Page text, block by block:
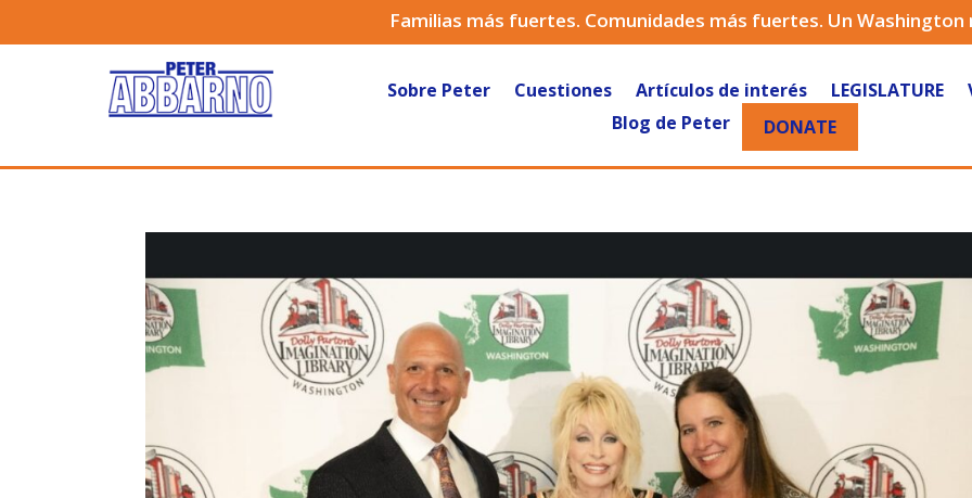
Familias más fuertes. Comunidades más fuertes. Un
Sobre Peter Cuestiones Artículos de interés LEGISLATURE
Blog de Peter
DONATE